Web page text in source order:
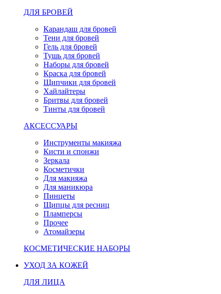
ДЛЯ БРОВЕЙ
Карандаш для бровей
Тени для бровей
Гель для бровей
Тушь для бровей
Наборы для бровей
Краска для бровей
Щипчики для бровей
Хайлайтеры
Бритвы для бровей
Тинты для бровей
АКСЕССУАРЫ
Инструменты макияжа
Кисти и спонжи
Зеркала
Косметички
Для макияжа
Для маникюра
Пинцеты
Щипцы для ресниц
Пламперсы
Прочее
Атомайзеры
КОСМЕТИЧЕСКИЕ НАБОРЫ
УХОД ЗА КОЖЕЙ
ДЛЯ ЛИЦА